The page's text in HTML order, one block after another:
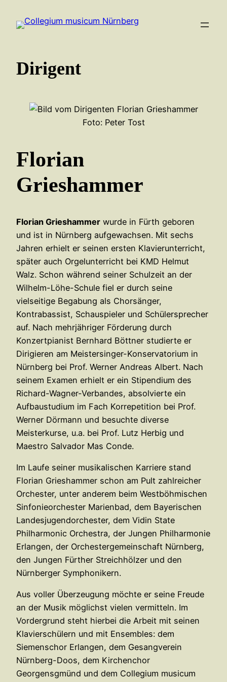
Inhalt
Dirigent
Foto: Peter Tost
Florian
Grieshammer
Florian Grieshammer wurde in Fürth geboren
und ist in Nürnberg aufgewachsen. Mit sechs
Jahren erhielt er seinen ersten Klavierunterricht,
später auch Orgelunterricht bei KMD Helmut
Walz. Schon während seiner Schulzeit an der
Wilhelm-Löhe-Schule fiel er durch seine
vielseitige Begabung als Chorsänger,
Kontrabassist, Schauspieler und Schülersprecher
auf. Nach mehrjähriger Förderung durch
Konzertpianist Bernhard Böttner studierte er
Dirigieren am Meistersinger-Konservatorium in
Nürnberg bei Prof. Werner Andreas Albert. Nach
seinem Examen erhielt er ein Stipendium des
Richard-Wagner-Verbandes, absolvierte ein
Aufbaustudium im Fach Korrepetition bei Prof.
Werner Dörmann und besuchte diverse
Meisterkurse, u.a. bei Prof. Lutz Herbig und
Maestro Salvador Mas Conde.
Im Laufe seiner musikalischen Karriere stand
Florian Grieshammer schon am Pult zahlreicher
Orchester, unter anderem beim Westböhmischen
Sinfonieorchester Marienbad, dem Bayerischen
Landesjugendorchester, dem Vidin State
Philharmonic Orchestra, der Jungen Philharmonie
Erlangen, der Orchestergemeinschaft Nürnberg,
den Jungen Fürther Streichhölzer und den
Nürnberger Symphonikern.
Aus voller Überzeugung möchte er seine Freude
an der Musik möglichst vielen vermitteln. Im
Vordergrund steht hierbei die Arbeit mit seinen
Klavierschülern und mit Ensembles: dem
Siemenschor Erlangen, dem Gesangverein
Nürnberg-Doos, dem Kirchenchor
Georgensgmünd und dem Collegium musicum